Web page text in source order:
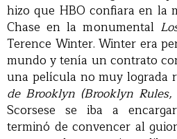
hizo que HBO confiara en la
Chase en la monumental
Terence Winter. Winter era
mundo y tenía un contrato
una película no muy lograda
de Brooklyn (Brooklyn
Scorsese se iba a
terminó de convencer al